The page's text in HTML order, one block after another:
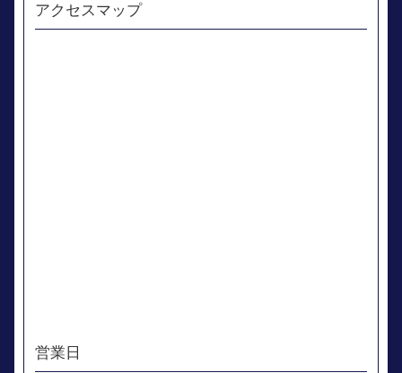
アクセスマップ
営業日